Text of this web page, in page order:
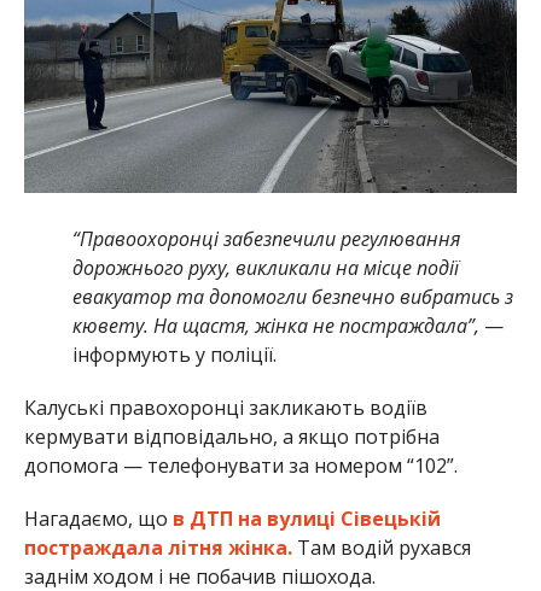
“Правоохоронці забезпечили регулювання
дорожнього руху, викликали на місце події
евакуатор та допомогли безпечно вибратись з
кювету. На щастя, жінка не постраждала”, —
інформують у поліції.
Калуські правохоронці закликають водіїв
кермувати відповідально, а якщо потрібна
допомога — телефонувати за номером “102”.
Нагадаємо, що в ДТП на вулиці Сівецькій
постраждала літня жінка.Там водій рухався
заднім ходом і не побачив пішохода.